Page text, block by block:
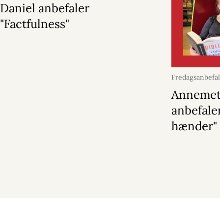
Daniel anbefaler
"Factfulness"
2026
hænder"